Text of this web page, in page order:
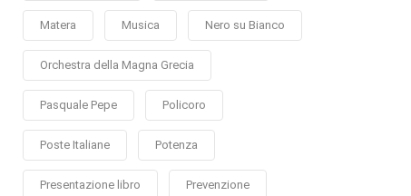
Matera Musica Nero su Bianco
Orchestra della Magna Grecia
Pasquale Pepe Policoro
Poste Italiane Potenza
Presentazione libro Prevenzione